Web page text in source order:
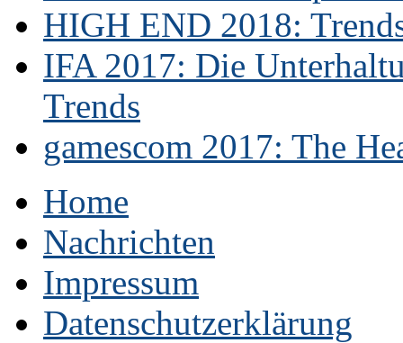
HIGH END 2018:
IFA 2017: Die
Trends
gamescom 2017: The
Home
Nachrichten
Impressum
Datenschutzerklärung